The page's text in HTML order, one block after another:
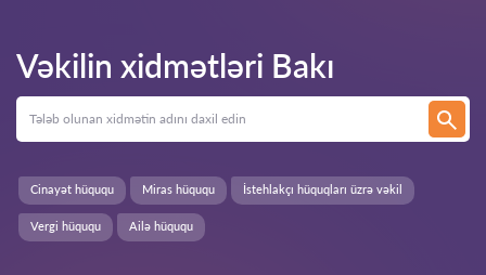
Vəkilin xidmətləri Bakı
Ailə hüququ
Cinayət hüququ Miras hüququ İstehlakçı hüquqları üzrə vəkil
Vergi hüququ